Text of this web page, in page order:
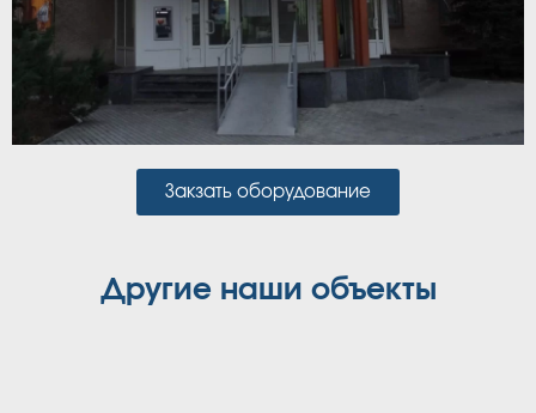
Закзать оборудование
Другие наши объекты